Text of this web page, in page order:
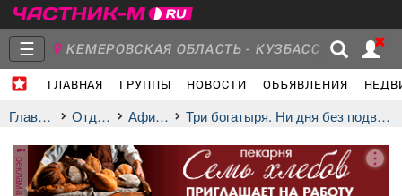
☰ КЕМЕРОВСКАЯ ОБЛАСТЬ - КУЗБАСС
ГЛАВНАЯ ГРУППЫ НОВОСТИ ОБЪЯВЛЕНИЯ
Главная Отдых афиша Три богатыря. Ни дня без подвига 3
реклама